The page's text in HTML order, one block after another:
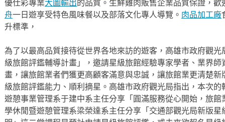
優仕彩專業大圖輸出的品質。生鮮雞肉販售企業品質保證，歡
舟一日遊享受特色風味餐以及部落文化專人導覽。 肉品加工廠
升標準，
為了以最高品質接待從世界各地來訪的遊客，高雄市政府觀
級旅館評鑑輔導計畫」，邀請星級旅館經驗專家學者、業界
畫，讓旅館業者們獲更高顧客滿意與忠誠，讓旅館業更清楚
級旅館評鑑能力、順利摘星。高雄市政府觀光局指出，本次
遊憩事業管理系于建中系主任分享「圓滿服務從心開始，旅
學休閒暨遊憩管理系梁榮達系主任分享「交通部觀光局新版